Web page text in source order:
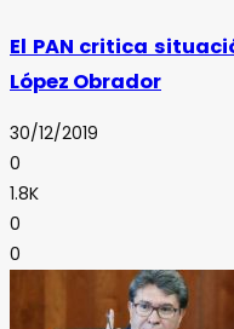
El PAN critica
López Obrador
30/12/2019
0
1.8K
0
0